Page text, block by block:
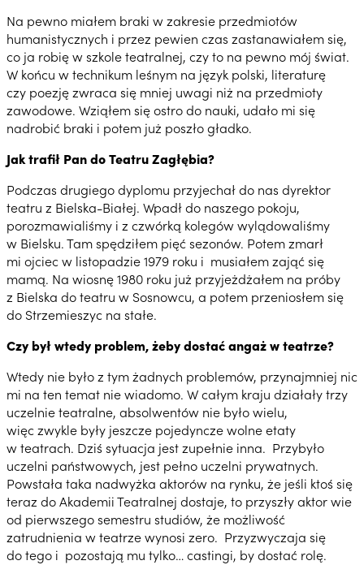
Na pewno miałem braki w zakresie przedmiotów
humanistycznych i przez pewien czas zastanawiałem się,
co ja robię w szkole teatralnej, czy to na pewno mój świat.
W końcu w technikum leśnym na język polski, literaturę
czy poezję zwraca się mniej uwagi niż na przedmioty
zawodowe. Wziąłem się ostro do nauki, udało mi się
nadrobić braki i potem już poszło gładko.
Jak trafił Pan do Teatru Zagłębia?
Podczas drugiego dyplomu przyjechał do nas dyrektor
teatru z Bielska-Białej. Wpadł do naszego pokoju,
porozmawialiśmy i z czwórką kolegów wylądowaliśmy
w Bielsku. Tam spędziłem pięć sezonów. Potem zmarł
mi ojciec w listopadzie 1979 roku i musiałem zająć się
mamą. Na wiosnę 1980 roku już przyjeżdżałem na próby
z Bielska do teatru w Sosnowcu, a potem przeniosłem się
do Strzemieszyc na stałe.
Czy był wtedy problem, żeby dostać angaż w teatrze?
Wtedy nie było z tym żadnych problemów, przynajmniej nic
mi na ten temat nie wiadomo. W całym kraju działały trzy
uczelnie teatralne, absolwentów nie było wielu,
więc zwykle były jeszcze pojedyncze wolne etaty
w teatrach. Dziś sytuacja jest zupełnie inna. Przybyło
uczelni państwowych, jest pełno uczelni prywatnych.
Powstała taka nadwyżka aktorów na rynku, że jeśli ktoś się
teraz do Akademii Teatralnej dostaje, to przyszły aktor wie
od pierwszego semestru studiów, że możliwość
zatrudnienia w teatrze wynosi zero. Przyzwyczaja się
do tego i pozostają mu tylko… castingi, by dostać rolę.